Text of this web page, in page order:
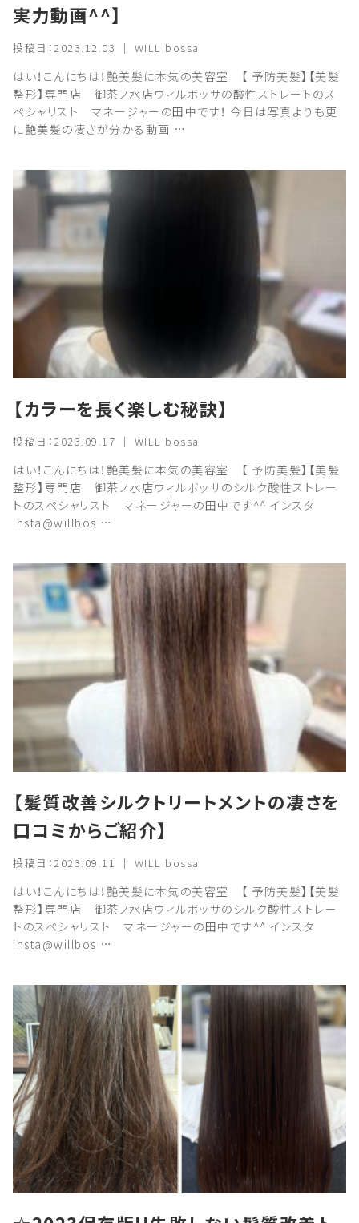
実力動画^^】
投稿日：2023.12.03 ｜ WILL bossa
はい！こんにちは！艶美髪に本気の美容室 【 予防美髪】【美髪
整形】専門店 御茶ノ水店ウィルボッサの酸性ストレートのス
ペシャリスト マネージャーの田中です！ 今日は写真よりも更
に艶美髪の凄さが分かる動画 …
【カラーを長く楽しむ秘訣】
投稿日：2023.09.17 ｜ WILL bossa
はい！こんにちは！艶美髪に本気の美容室 【 予防美髪】【美髪
整形】専門店 御茶ノ水店ウィルボッサのシルク酸性ストレー
トのスペシャリスト マネージャーの田中です^^ インスタ
insta@willbos …
【髪質改善シルクトリートメントの凄さを
口コミからご紹介】
投稿日：2023.09.11 ｜ WILL bossa
はい！こんにちは！艶美髪に本気の美容室 【 予防美髪】【美髪
整形】専門店 御茶ノ水店ウィルボッサのシルク酸性ストレー
トのスペシャリスト マネージャーの田中です^^ インスタ
insta@willbos …